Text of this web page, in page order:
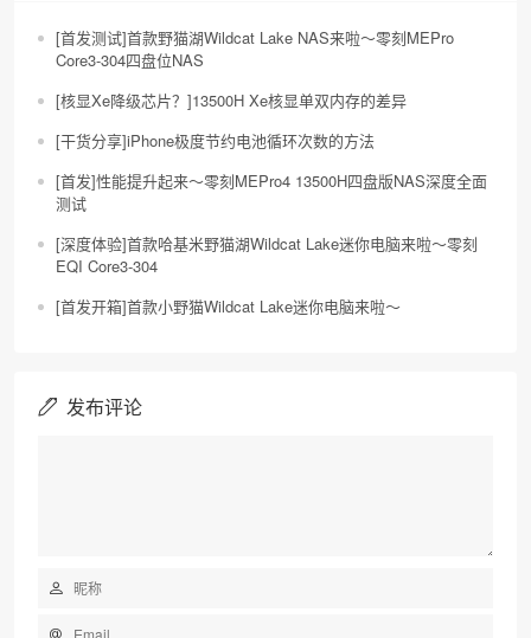
[首发测试]首款野猫湖Wildcat Lake NAS来啦～零刻MEPro
Core3-304四盘位NAS
[核显Xe降级芯片？]13500H Xe核显单双内存的差异
[干货分享]iPhone极度节约电池循环次数的方法
[首发]性能提升起来～零刻MEPro4 13500H四盘版NAS深度全面
测试
[深度体验]首款哈基米野猫湖Wildcat Lake迷你电脑来啦～零刻
EQI Core3-304
[首发开箱]首款小野猫Wildcat Lake迷你电脑来啦～
发布评论